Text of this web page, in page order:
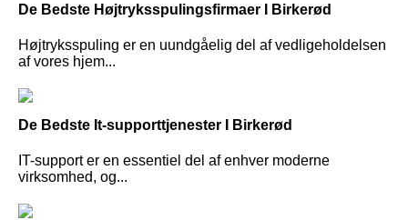
De Bedste Højtryksspulingsfirmaer I Birkerød
Højtryksspuling er en uundgåelig del af vedligeholdelsen
af vores hjem...
De Bedste It-supporttjenester I Birkerød
IT-support er en essentiel del af enhver moderne
virksomhed, og...